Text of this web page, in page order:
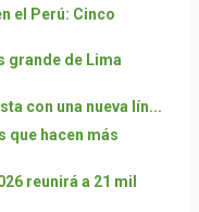
el Perú: Cinco
grande de Lima
con una nueva lín...
que hacen más
reunirá a 21 mil